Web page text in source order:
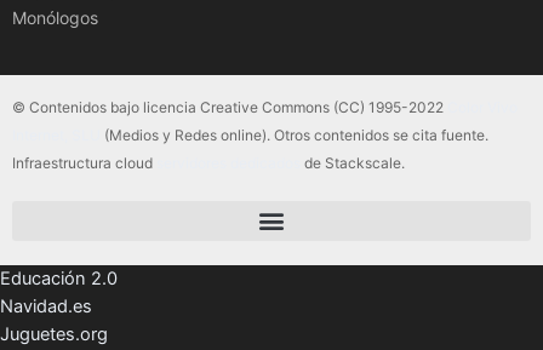
Monólogos
© Contenidos bajo licencia Creative Commons (CC) 1995-2022
(Medios y Redes online). Otros contenidos se cita fuente.
Infraestructura cloud
de Stackscale.
Educación 2.0
Navidad.es
Juguetes.org